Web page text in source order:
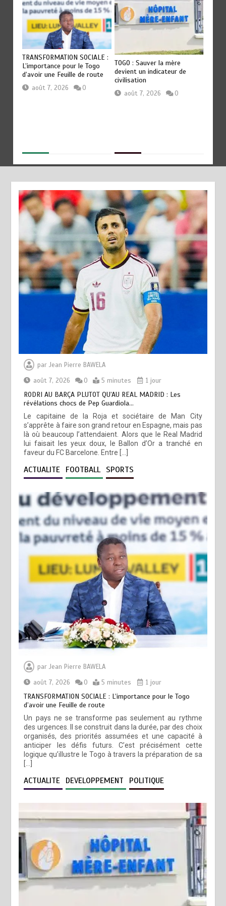
TRANSFORMATION SOCIALE :
L’importance pour le Togo
d’avoir une Feuille de route
août 7, 2026 0
TOGO : Sauver la mère
devient un indicateur de
civilisation
août 7, 2026 0
RODRI
parJean Pierre BAWELA
août 7, 2026
0 5 minutes 1 jour
RODRI AU BARÇA PLUTOT QU’AU REAL MADRID : Les
révélations chocs de Pep Guardiola…
Le capitaine de la Roja et sociétaire de Man City
s’apprête à faire son grand retour en Espagne, mais pas
là où beaucoup l’attendaient. Alors que le Real Madrid
lui faisait les yeux doux, le Ballon d’Or a tranché en
faveur du FC Barcelone. Entre […]
ACTUALITE FOOTBALL SPORTS
parJean Pierre BAWELA
août 7, 2026
0 5 minutes 1 jour
TRANSFORMATION SOCIALE : L’importance pour le Togo
d’avoir une Feuille de route
Un pays ne se transforme pas seulement au rythme
des urgences. Il se construit dans la durée, par des choix
organisés, des priorités assumées et une capacité à
anticiper les défis futurs. C’est précisément cette
logique qu’illustre le Togo à travers la préparation de sa
[…]
ACTUALITE DEVELOPPEMENT POLITIQUE